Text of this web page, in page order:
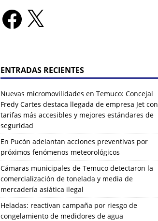
ENTRADAS RECIENTES
Nuevas micromovilidades en Temuco: Concejal
Fredy Cartes destaca llegada de empresa Jet con
tarifas más accesibles y mejores estándares de
seguridad
En Pucón adelantan acciones preventivas por
próximos fenómenos meteorológicos
Cámaras municipales de Temuco detectaron la
comercialización de tonelada y media de
mercadería asiática ilegal
Heladas: reactivan campaña por riesgo de
congelamiento de medidores de agua